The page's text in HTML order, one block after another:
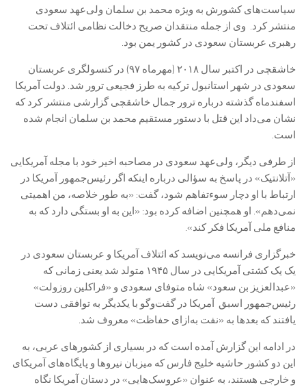
سیاست‌های کشورش به ویژه محمد بن سلمان ولی‌عهد سعودی
منتشر کرد. وی از جمله منتقدان صریح دخالت نظامی ائتلاف تحت
رهبری عربستان سعودی در کشور یمن بود.
خاشقچی در اکتبر سال ۲۰۱۸ (مهرماه ۹۷) در کنسولگری عربستان
سعودی در شهر استانبول ترکیه به طرز فجیعی ترور شد. دولت آمریکا
اسفندماه گذشته درباره ترور جمال خاشقچی گزارشی منتشر کرد که
نشان می‌داد این قتل با دستور مستقیم محمد بن سلمان انجام شده
است.
از طرفی دیگر، ولی‌عهد سعودی در مصاحبه اخیر خود با مجله آمریکایی
«آتلانتیک» در پاسخ به سؤالی درباره اینکه اگر رئیس‌جمهور آمریکا در
ارتباط با او دچار سوءتفاهم شود، گفت: «به طور خلاصه، من اهمیتی
نمی‌دهم». او همچنین اضافه کرده بود: «این به او بستگی دارد که به
منافع ملی آمریکا فکر کند».
خبرگزاری فرانسه می‌نویسد که ائتلاف آمریکا و عربستان سعودی در
یک یک کشتی آمریکایی در سال ۱۹۴۵ متولد شد یعنی زمانی که
«عبدالعزیز بن سعود» شاه متوفای سعودی و «فراکلین روزولت»
رئیس‌جمهور اسبق آمریکا در گفت‌و‌گو با یکدیگر به توافقی دست‌
یافتند که بعدها به «نفت به‌ازای حفاظت» معروف شد.
در ادامه این گزارش آمده است که در بسیاری از کشورهای عربی، به
این دو کشور حاشیه خلیج فارس که میزبان نیروها و پایگاه‌های آمریکای
و خارجی هستند، به عنوان «عروسک‌هایی» در دستان آمریکا نگاه